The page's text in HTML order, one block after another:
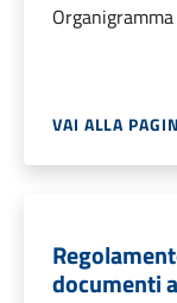
Organigramma
VAI ALLA
documenti